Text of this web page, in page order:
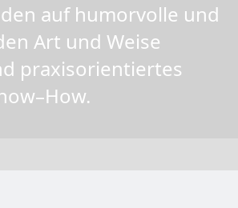
auf humorvolle und
Art und Weise
praxisorientiertes